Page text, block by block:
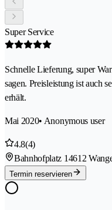
Super Service
Schnelle Lieferung, super
sagen. Preisleistung ist auch
erhält.
Mai 2020• Anonymous user
4.8(4)
Bahnhofplatz 14612
Termin reservieren